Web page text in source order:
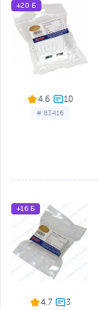
4.6
# 83416
+20 Б
4.7
+16 Б